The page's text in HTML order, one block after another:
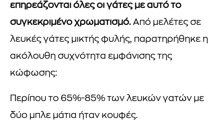
επηρεάζονται όλες οι γάτες με αυτό το
συγκεκριμένο χρωματισμό. Από μελέτες σε
λευκές γάτες μικτής φυλής, παρατηρήθηκε η
ακόλουθη συχνότητα εμφάνισης της
κώφωσης:
Περίπου το 65%-85% των λευκών γατών με
δύο μπλε μάτια ήταν κουφές.